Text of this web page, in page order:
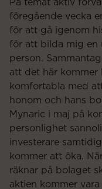
På temat aktiv
föregående vecka
för att gå igenom
för att bilda mig en
person.
att det här
komfortabla med
honom och hans
Mynaric i maj på
personlighet
investerare
kommer att öka.
räknar på bolaget
aktien kommer